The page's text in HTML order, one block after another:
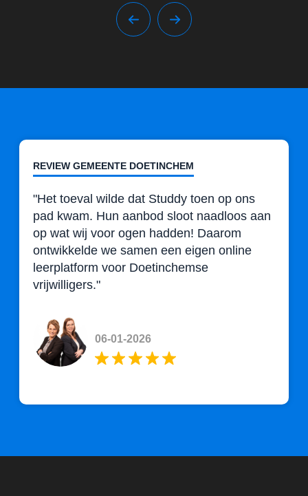
REVIEW GEMEENTE DOETINCHEM
"Het toeval wilde dat Studdy toen op ons
pad kwam. Hun aanbod sloot naadloos aan
op wat wij voor ogen hadden! Daarom
ontwikkelde we samen een eigen online
leerplatform voor Doetinchemse
vrijwilligers."
06-01-2026